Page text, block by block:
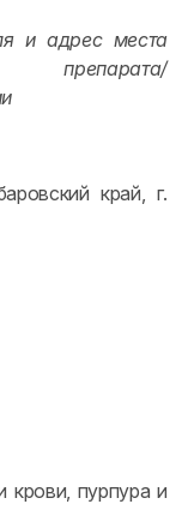
и адрес места
препарата/
край, г.
крови, пурпура и